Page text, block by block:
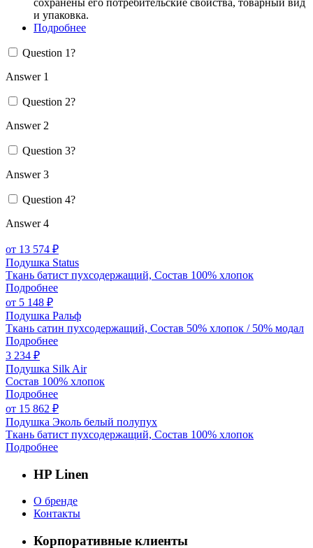
и упаковка.
Подробнее
Question 1?
Answer 1
Question 2?
Answer 2
Question 3?
Answer 3
Question 4?
Answer 4
от 13 574 ₽
Подушка Status
Ткань батист пухсодержащий, Состав 100% хлопок
Подробнее
от 5 148 ₽
Подушка Ральф
Ткань сатин пухсодержащий, Состав 50% хлопок / 50% модал
Подробнее
3 234 ₽
Подушка Silk Air
Состав 100% хлопок
Подробнее
от 15 862 ₽
Подушка Эколь белый полупух
Ткань батист пухсодержащий, Состав 100% хлопок
Подробнее
HP Linen
О бренде
Контакты
Корпоративные клиенты